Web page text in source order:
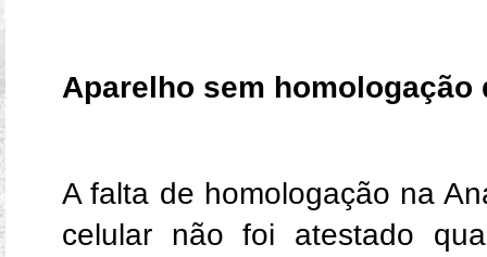
Aparelho sem homologação
A falta de homologação na
celular não foi atestado